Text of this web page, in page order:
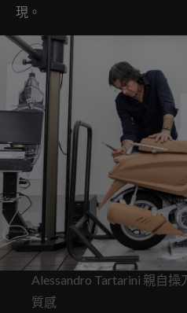
現。
Alessandro Tartarini 親自
質感